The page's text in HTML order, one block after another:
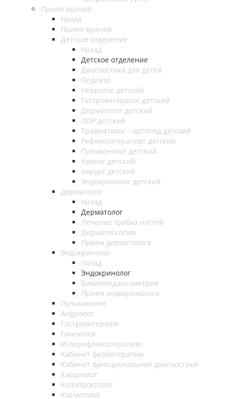
Прием врачей
Назад
Прием врачей
Детское отделение
Назад
Детское отделение
Диагностика для детей
Педиатр
Невролог детский
Гастроэнтеролог детский
Дерматолог детский
ЛОР детский
Травматолог - ортопед детский
Рефлексотерапевт детский
Пульмонолог детский
Уролог детский
Хирург детский
Эндокринолог детский
Дерматолог
Назад
Дерматолог
Лечение грибка ногтей
Дерматоскопия
Приём дерматолога
Эндокринолог
Назад
Эндокринолог
Биоимпедансометрия
Приём эндокринолога
Пульмонолог
Андролог
Гастроэнтеролог
Гинеколог
Иглорефлексотерапевт
Кабинет физиотерапии
Кабинет функциональной диагностики
Кардиолог
Колопроктолог
Косметолог